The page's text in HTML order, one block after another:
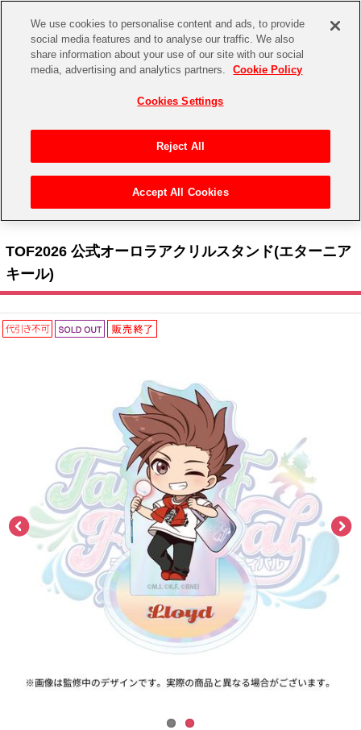
CHANNEL STORE EVENT
ゲーム
ASOBI STAGE
プレミアム会員とは
アイドルマスターシリーズ
アイドルマスター
アイドルマスター SideM
アイドルマスター シャイニーカラーズ
プロジェクトアイマス ヴイアライヴ
テイルズ オブ シリーズ
太鼓の達人
ACE COMBAT
スサノオマジック
イベントグッズ
トイ・ホビー
テイルズ オブ シリーズ > TOF2026 公式オーロラアクリルスタンド
TOF2026 公式オーロラアクリルスタンド(エターニア
キール)
We use cookies to personalise content and ads, to provide
social media features and to analyse our traffic. We also
share information about your use of our site with our social
media, advertising and analytics partners.
Cookie Policy
Cookies Settings
Reject All
Accept All Cookies